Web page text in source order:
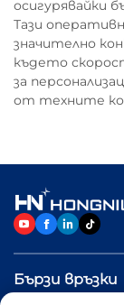
осигурявайки
Тази
значително
където
за
от техните
Бързи връзки